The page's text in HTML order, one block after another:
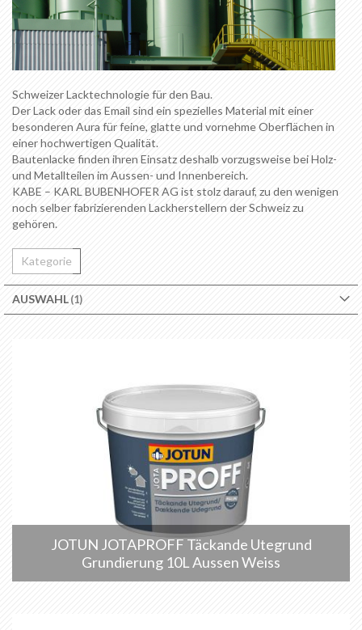
Schweizer Lacktechnologie für den Bau.
Der Lack oder das Email sind ein spezielles Material mit einer
besonderen Aura für feine, glatte und vornehme Oberflächen in
einer hochwertigen Qualität.
Bautenlacke finden ihren Einsatz deshalb vorzugsweise bei Holz-
und Metallteilen im Aussen- und Innenbereich.
KABE – KARL BUBENHOFER AG ist stolz darauf, zu den wenigen
noch selber fabrizierenden Lackherstellern der Schweiz zu
gehören.
Kategorie
AUSWAHL
JOTUN JOTAPROFF Täckande Utegrund
Grundierung 10L Aussen Weiss